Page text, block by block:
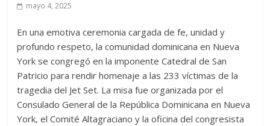
mayo 4, 2025
En una emotiva ceremonia cargada de fe, unidad y
profundo respeto, la comunidad dominicana en Nueva
York se congregó en la imponente Catedral de San
Patricio para rendir homenaje a las 233 víctimas de la
tragedia del Jet Set. La misa fue organizada por el
Consulado General de la República Dominicana en Nueva
York, el Comité Altagraciano y la oficina del congresista